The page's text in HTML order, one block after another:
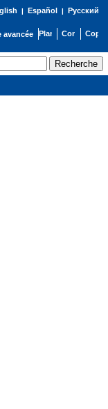
| Español | Русский
avancée